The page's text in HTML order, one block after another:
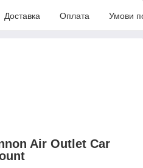
Доставка Оплата Умови
Air Outlet Car